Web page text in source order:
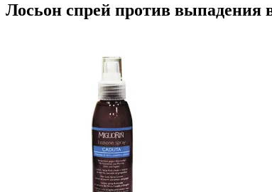
Лосьон спрей против выпадения